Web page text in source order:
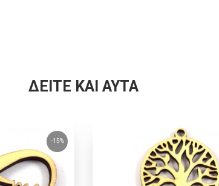
ΔΕΊΤΕ ΚΑΙ ΑΥΤΆ
-15%